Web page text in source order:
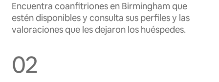
Encuentra coanfitriones en Birmingham que
estén disponibles y consulta sus perfiles y las
valoraciones que les dejaron los huéspedes.
02